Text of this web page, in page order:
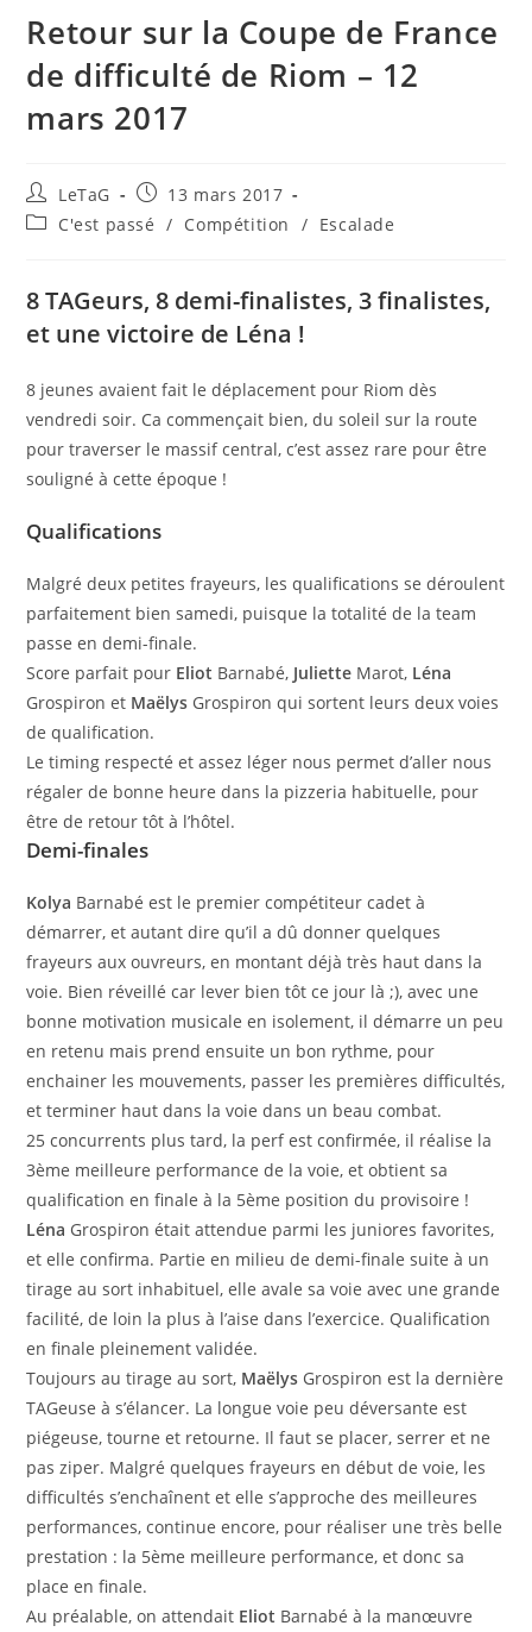
Retour sur la Coupe de France
de difficulté de Riom – 12
mars 2017
LeTaG
13 mars 2017
C'est passé / Compétition / Escalade
8 TAGeurs, 8 demi-finalistes, 3 finalistes,
et une victoire de Léna !
8 jeunes avaient fait le déplacement pour Riom dès
vendredi soir. Ca commençait bien, du soleil sur la route
pour traverser le massif central, c’est assez rare pour être
souligné à cette époque !
Qualifications
Malgré deux petites frayeurs, les qualifications se déroulent
parfaitement bien samedi, puisque la totalité de la team
passe en demi-finale.
Score parfait pour Eliot Barnabé, Juliette Marot, Léna
Grospiron et Maëlys Grospiron qui sortent leurs deux voies
de qualification.
Le timing respecté et assez léger nous permet d’aller nous
régaler de bonne heure dans la pizzeria habituelle, pour
être de retour tôt à l’hôtel.
Demi-finales
Kolya Barnabé est le premier compétiteur cadet à
démarrer, et autant dire qu’il a dû donner quelques
frayeurs aux ouvreurs, en montant déjà très haut dans la
voie. Bien réveillé car lever bien tôt ce jour là ;), avec une
bonne motivation musicale en isolement, il démarre un peu
en retenu mais prend ensuite un bon rythme, pour
enchainer les mouvements, passer les premières difficultés,
et terminer haut dans la voie dans un beau combat.
25 concurrents plus tard, la perf est confirmée, il réalise la
3ème meilleure performance de la voie, et obtient sa
qualification en finale à la 5ème position du provisoire !
Léna Grospiron était attendue parmi les juniores favorites,
et elle confirma. Partie en milieu de demi-finale suite à un
tirage au sort inhabituel, elle avale sa voie avec une grande
facilité, de loin la plus à l’aise dans l’exercice. Qualification
en finale pleinement validée.
Toujours au tirage au sort, Maëlys Grospiron est la dernière
TAGeuse à s’élancer. La longue voie peu déversante est
piégeuse, tourne et retourne. Il faut se placer, serrer et ne
pas ziper. Malgré quelques frayeurs en début de voie, les
difficultés s’enchaînent et elle s’approche des meilleures
performances, continue encore, pour réaliser une très belle
prestation : la 5ème meilleure performance, et donc sa
place en finale.
Au préalable, on attendait Eliot Barnabé à la manœuvre